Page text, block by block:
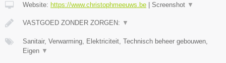
Website: https://www.christophmeeuws.be Screenshot ▼
VASTGOED ZONDER ZORGEN: ▼
Sanitair, Verwarming, Elektriciteit, Technisch beheer gebouwen,
Eigen ▼